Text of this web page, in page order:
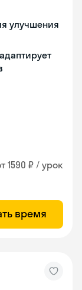
улучшения
1590 ₽ / урок
время